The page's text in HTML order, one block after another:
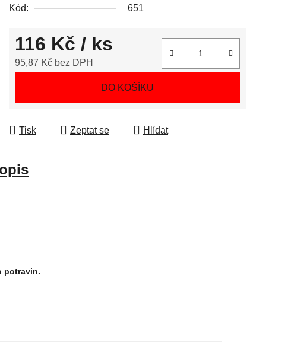
Kód:
651
116 Kč / ks
95,87 Kč bez DPH
DO KOŠÍKU
Tisk Zeptat se Hlídat
potravin.